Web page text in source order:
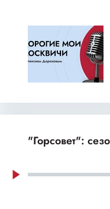
"Горсовет":